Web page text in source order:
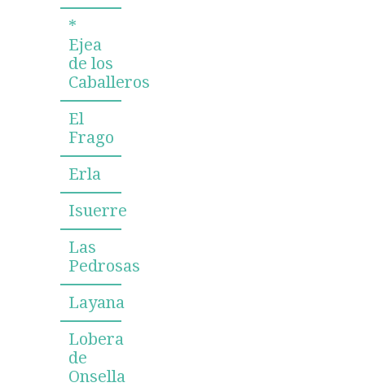
*
Ejea
de los
Caballeros
El
Frago
Erla
Isuerre
Las
Pedrosas
Layana
Lobera
de
Onsella